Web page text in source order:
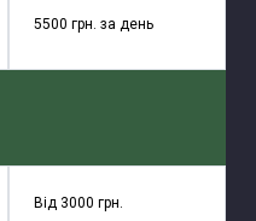
5500 грн. за день
Від 3000 грн.